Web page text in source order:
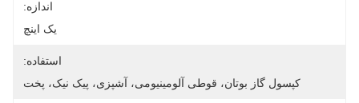
اندازه:
یک اینچ
استفاده:
کپسول گاز بوتان، قوطی آلومینیومی، آشپزی، پیک نیک، پخت